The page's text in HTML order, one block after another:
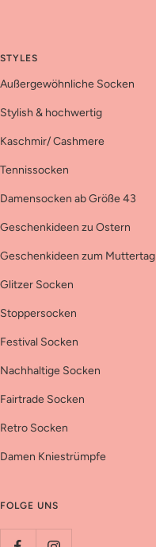
STYLES
Außergewöhnliche Socken
Stylish & hochwertig
Kaschmir/ Cashmere
Tennissocken
Damensocken ab Größe 43
Geschenkideen zu Ostern
Geschenkideen zum Muttertag
Glitzer Socken
Stoppersocken
Festival Socken
Nachhaltige Socken
Fairtrade Socken
Retro Socken
Damen Kniestrümpfe
FOLGE UNS